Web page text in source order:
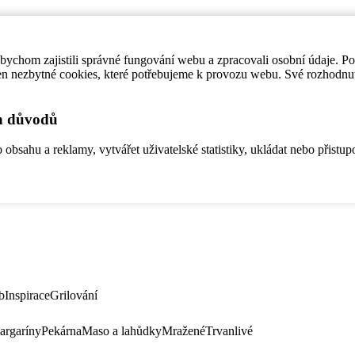
zajistili správné fungování webu a zpracovali osobní údaje.
nezbytné cookies, které potřebujeme k provozu webu. Své
důvodů
a reklamy, vytvářet uživatelské statistiky, ukládat nebo
InspiraceGrilování
PekárnaMaso a lahůdkyMraženéTrvanlivé